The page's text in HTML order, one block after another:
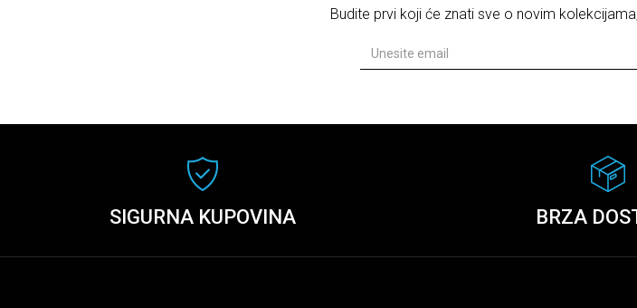
Budite prvi koji će znati sve o novim
SIGURNA KUPOVINA BRZA